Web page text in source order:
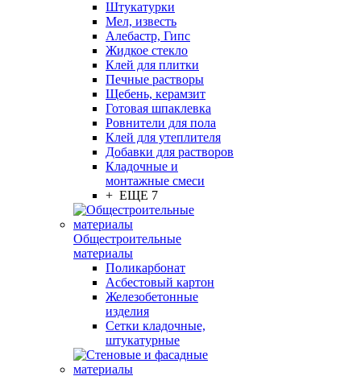
Штукатурки
Мел, известь
Алебастр, Гипс
Жидкое стекло
Клей для плитки
Печные растворы
Щебень, керамзит
Готовая шпаклевка
Ровнители для пола
Клей для утеплителя
Добавки для растворов
Кладочные и
монтажные смеси
+ ЕЩЕ 7
Общестроительные
материалы
Поликарбонат
Асбестовый картон
Железобетонные
изделия
Сетки кладочные,
штукатурные